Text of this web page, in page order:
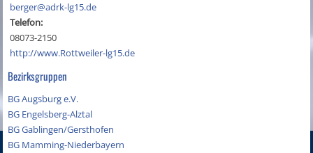
berger@adrk-lg15.de
Telefon:
08073-2150
http://www.Rottweiler-lg15.de
Bezirksgruppen
BG Augsburg e.V.
BG Engelsberg-Alztal
BG Gablingen/Gersthofen
BG Mamming-Niederbayern